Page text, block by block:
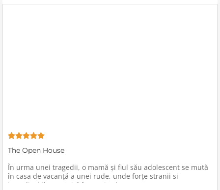
The Open House
În urma unei tragedii, o mamă şi fiul său adolescent se mută
în casa de vacanţă a unei rude, unde forţe stranii si
inexplicabile conspiră împotriva lor.